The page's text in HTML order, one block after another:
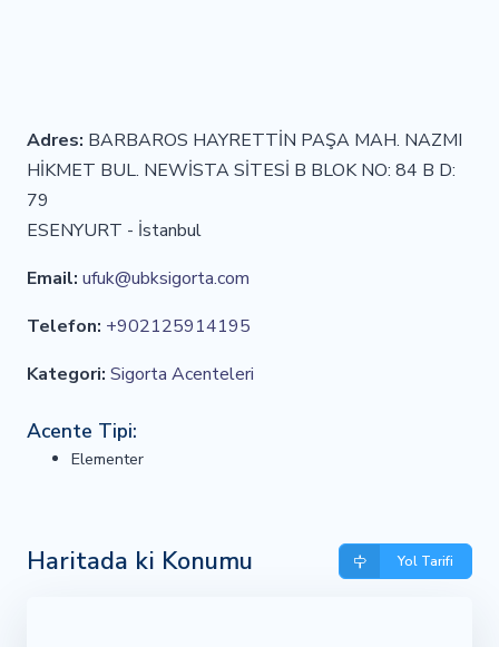
Adres: BARBAROS HAYRETTİN PAŞA MAH. NAZMI
HİKMET BUL. NEWİSTA SİTESİ B BLOK NO: 84 B D:
79
ESENYURT - İstanbul
Email: ufuk@ubksigorta.com
Telefon: +902125914195
Kategori: Sigorta Acenteleri
Acente Tipi:
Elementer
Haritada ki Konumu Yol Tarifi